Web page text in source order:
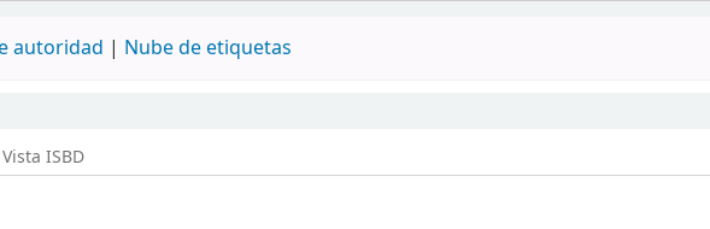
autoridad Nube de etiquetas
Vista ISBD